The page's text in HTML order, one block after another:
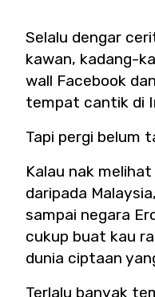
Selalu dengar
kawan, kadang-
wall Facebook
tempat cantik di
Tapi pergi belum
Kalau nak
daripada
sampai negara
cukup buat kau
dunia ciptaan
Terlalu banyak